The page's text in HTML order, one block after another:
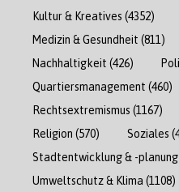
Kultur & Kreatives (4352)
Medizin & Gesundheit (811)
Nachhaltigkeit (426)
Quartiersmanagement (460)
Rechtsextremismus (1167)
Religion (570) Soziales
Stadtentwicklung & -planung
Umweltschutz & Klima (1108)